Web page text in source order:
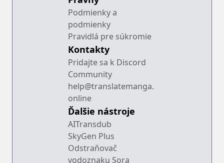
Podmienky a
podmienky
Pravidlá pre súkromie
Kontakty
Pridajte sa k Discord
Community
help@translatemanga.
online
Ďalšie nástroje
AITransdub
SkyGen Plus
Odstraňovač
vodoznaku Sora